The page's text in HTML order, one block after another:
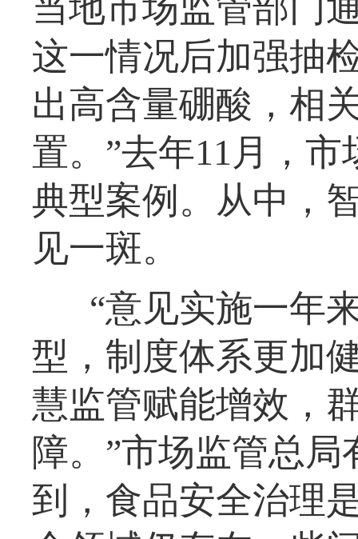
当地市场监管部门
这一情况后加强抽
出高含量硼酸，相
置。”去年11月，
典型案例。从中，
见一斑。
“意见实施一年
型，制度体系更加
慧监管赋能增效，
障。”市场监管总
到，食品安全治理